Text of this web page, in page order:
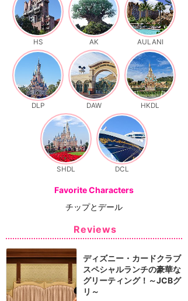
HS AK AULANI
DLP DAW HKDL
SHDL DCL
Favorite Characters
チップとデール
Reviews
ディズニー・カードクラブ
スペシャルランチの豪華な
グリーティング！～JCBグ
リ～